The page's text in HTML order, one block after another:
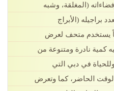
(المغلقة، وشبه
براجيله (الأبراج
يستخدم متحف لعرض
كمية نادرة ومتنوعة من
في دبي التي
الحاضر، كما وتعرض